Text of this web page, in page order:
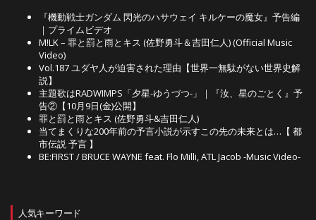
『機動戦士ガンダム 閃光のハサウェイ キルケーの魔女』予告編
｜プライムビデオ
M!LK – 罪と罰と雨とキス (佐野勇斗＆吉田仁人) (Official Music
Video)
Vol.187 ユダヤ人が迫害された理由【世界一無駄がない世界史解
説】
主題歌はRADWIMPS「夕星-ゆうづつ-」｜『汝、星のごとく』予
告②【10月9日(金)公開】
罪と罰と雨とキス (佐野勇斗&吉田仁人)
当てまくりな200年前の予言小説が示すこの先の未来とは…【 都
市伝説 予言 】
BE:FIRST / BRUCE WAYNE feat. Flo Milli, ATL Jacob -Music Video-
人気キーワード